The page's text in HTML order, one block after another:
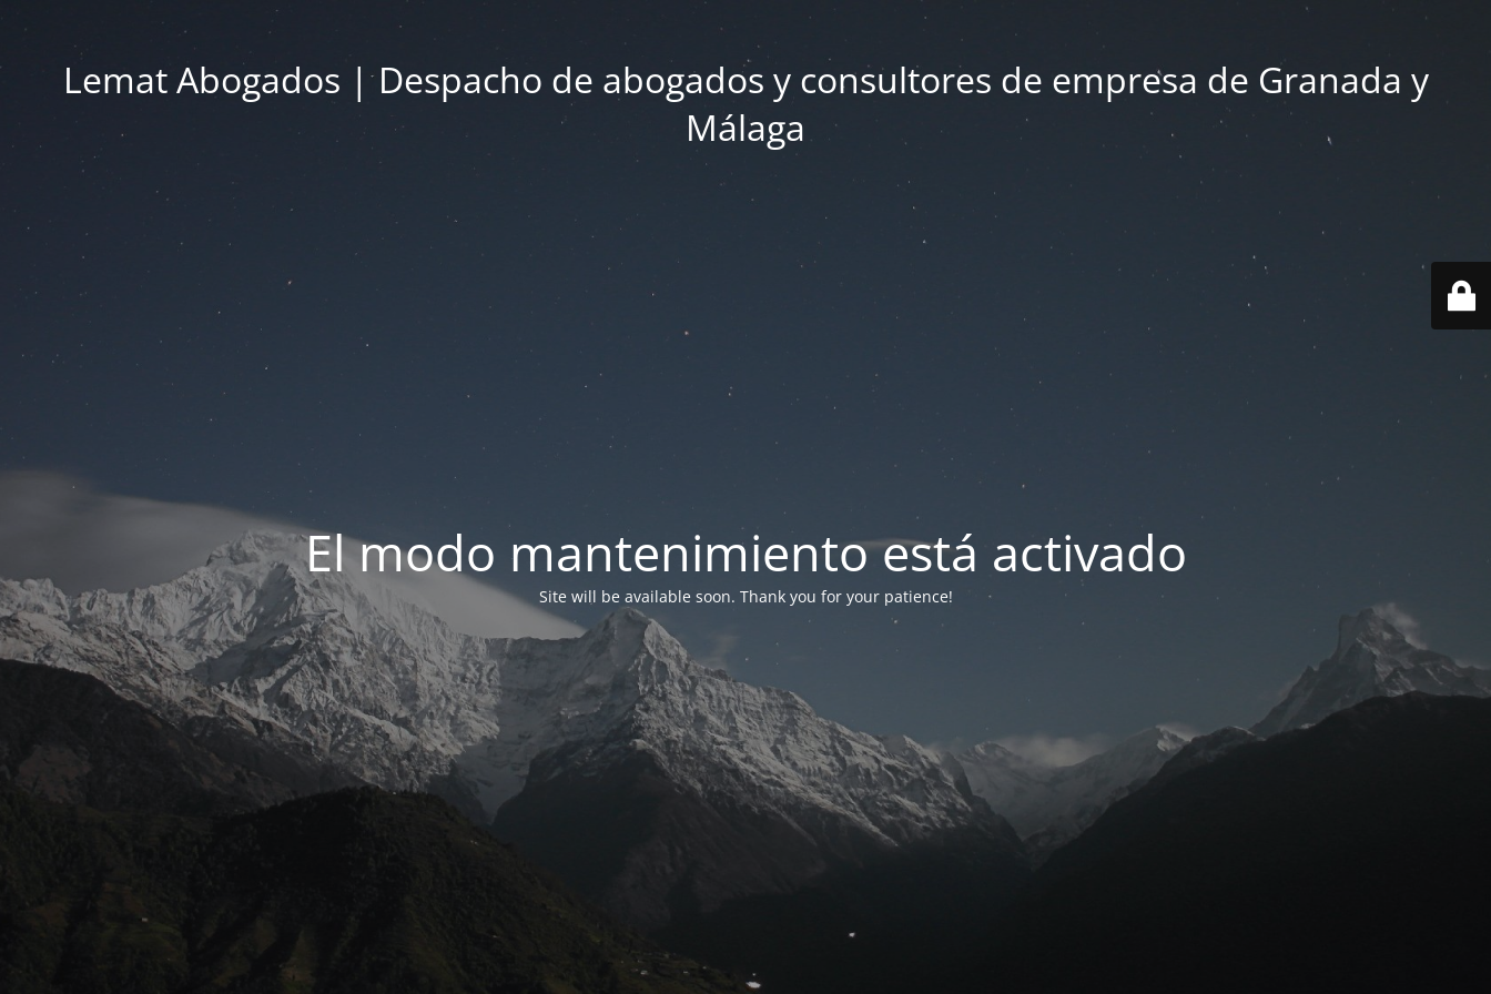
Lemat Abogados | Despacho de abogados y consultores de empresa de Granada y
Málaga
El modo mantenimiento está activado
Site will be available soon. Thank you for your patience!